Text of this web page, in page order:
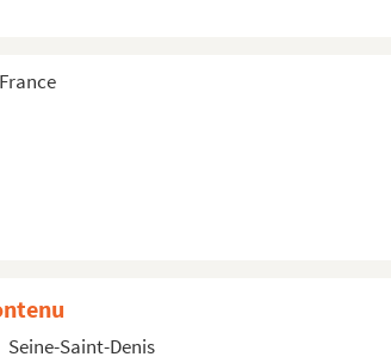
Seine-Saint-Denis